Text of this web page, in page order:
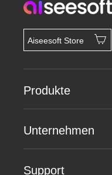
Aiseesoft Store
Produkte
Unternehmen
Support